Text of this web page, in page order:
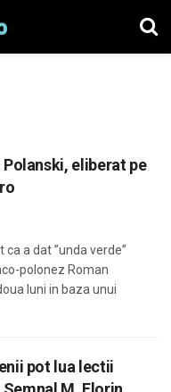
Polanski, eliberat pe
a dat ”unda verde”
polonez Roman
luni in baza unui
pot lua lectii